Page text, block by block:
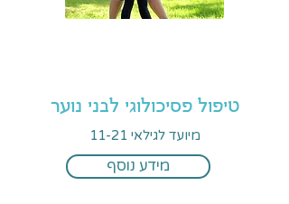
טיפול פסיכולוגי לבני נוער
מיועד לגילאי 11-21
מידע נוסף